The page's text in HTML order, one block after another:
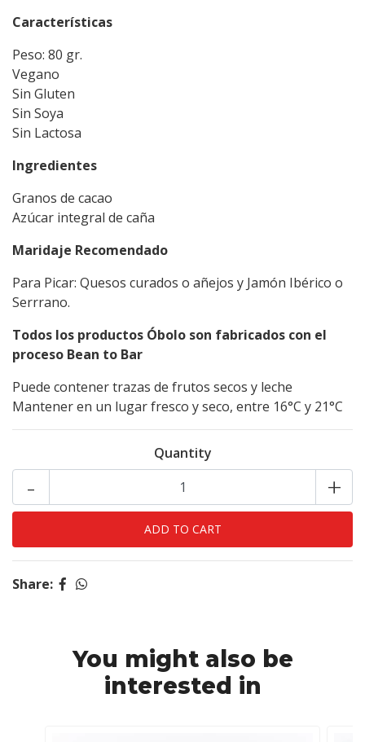
Características
Peso: 80 gr.
Vegano
Sin Gluten
Sin Soya
Sin Lactosa
Ingredientes
Granos de cacao
Azúcar integral de caña
Maridaje Recomendado
Para Picar: Quesos curados o añejos y Jamón Ibérico o
Serrrano.
Todos los productos Óbolo son fabricados con el
proceso Bean to Bar
Puede contener trazas de frutos secos y leche
Mantener en un lugar fresco y seco, entre 16°C y 21°C
Quantity
+
-
Share:
You might also be
interested in